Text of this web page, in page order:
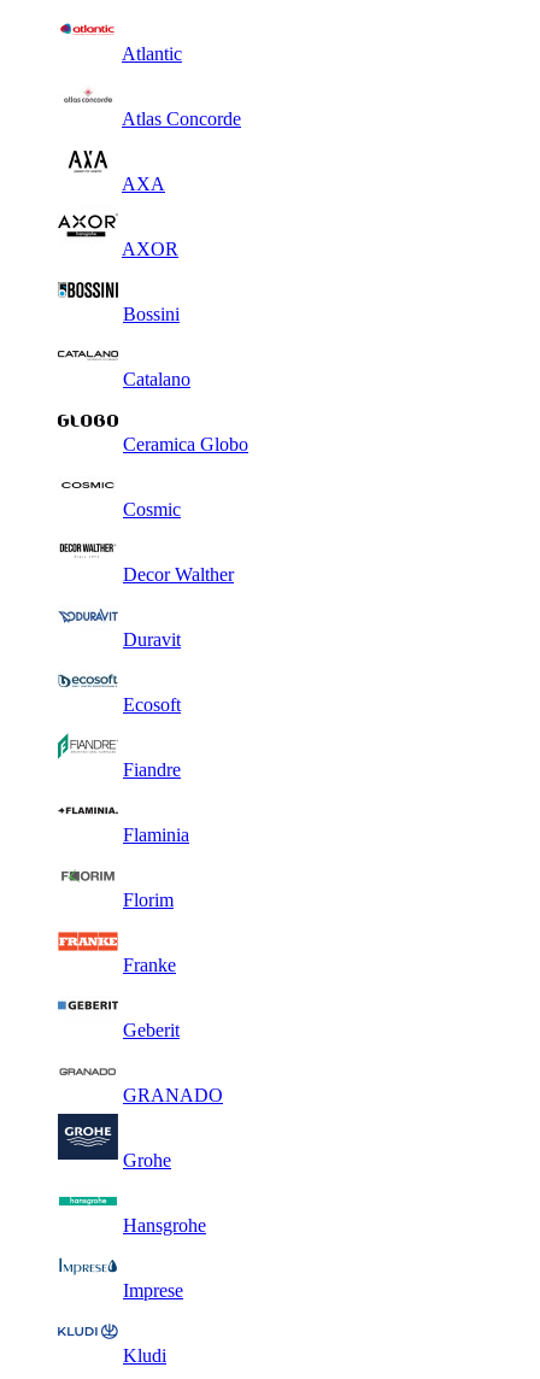
Atlantic
Atlas Concorde
AXA
AXOR
Bossini
Catalano
Ceramica Globo
Cosmic
Decor Walther
Duravit
Ecosoft
Fiandre
Flaminia
Florim
Franke
Geberit
GRANADO
Grohe
Hansgrohe
Imprese
Kludi